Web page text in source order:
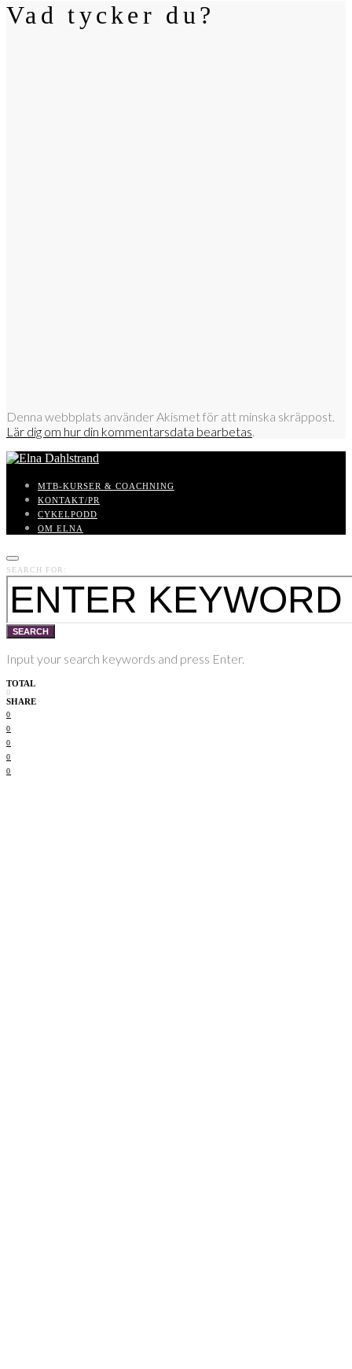
Vad tycker du?
Denna webbplats använder Akismet för att minska skräppost.
Lär dig om hur din kommentarsdata bearbetas.
MTB-KURSER & COACHNING
KONTAKT/PR
CYKELPODD
OM ELNA
SEARCH FOR:
SEARCH
Input your search keywords and press Enter.
TOTAL
0
SHARE
0
0
0
0
0